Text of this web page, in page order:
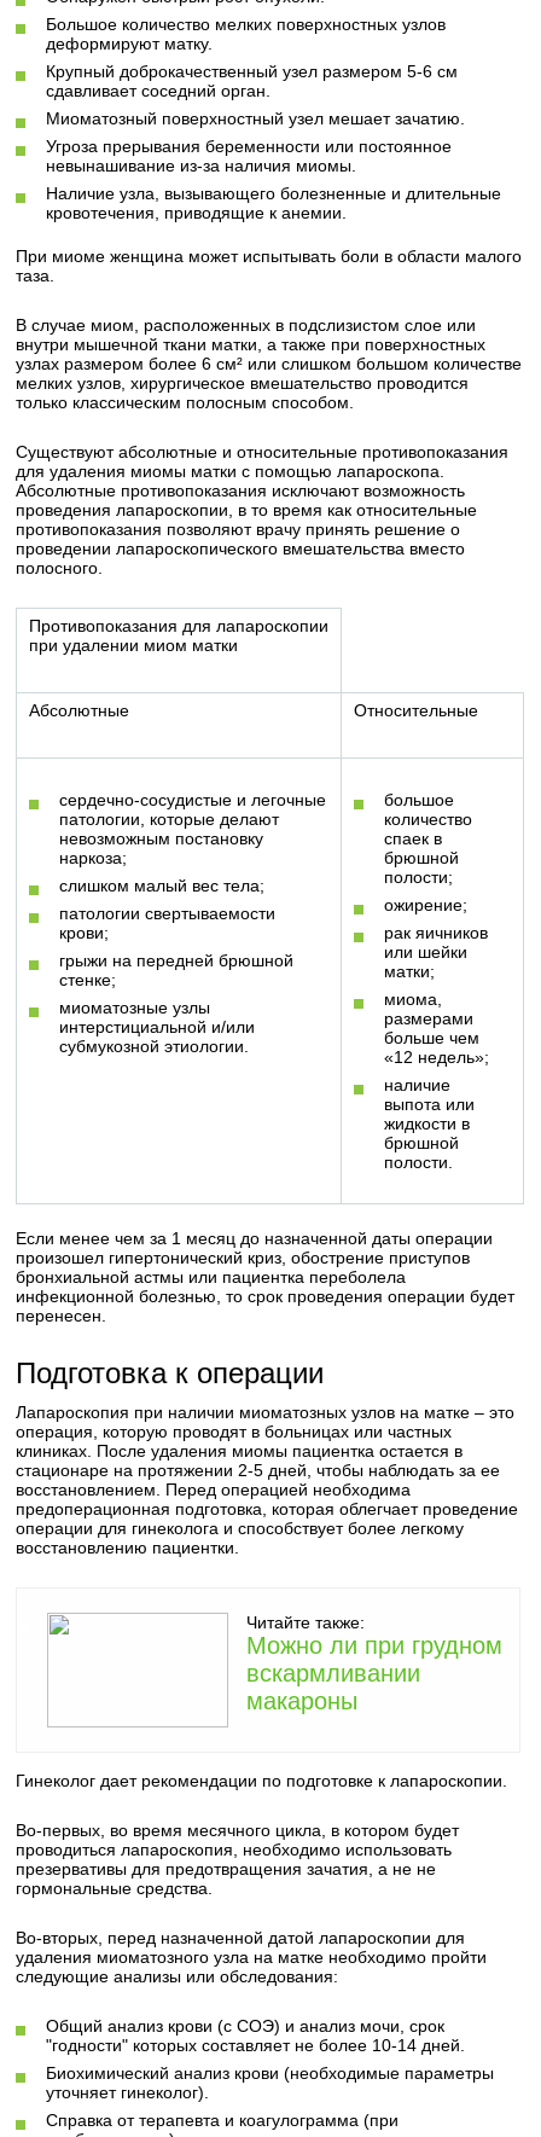
Большое количество мелких поверхностных узлов
деформируют матку.
Крупный доброкачественный узел размером 5-6 см
сдавливает соседний орган.
Миоматозный поверхностный узел мешает зачатию.
Угроза прерывания беременности или постоянное
невынашивание из-за наличия миомы.
Наличие узла, вызывающего болезненные и длительные
кровотечения, приводящие к анемии.
При миоме женщина может испытывать боли в области малого
таза.
В случае миом, расположенных в подслизистом слое или
внутри мышечной ткани матки, а также при поверхностных
узлах размером более 6 см² или слишком большом количестве
мелких узлов, хирургическое вмешательство проводится
только классическим полосным способом.
Существуют абсолютные и относительные противопоказания
для удаления миомы матки с помощью лапароскопа.
Абсолютные противопоказания исключают возможность
проведения лапароскопии, в то время как относительные
противопоказания позволяют врачу принять решение о
проведении лапароскопического вмешательства вместо
полосного.
Противопоказания для лапароскопии
при удалении миом матки
Абсолютные Относительные
сердечно-сосудистые и легочные
патологии, которые делают
невозможным постановку
наркоза;
слишком малый вес тела;
патологии свертываемости
крови;
грыжи на передней брюшной
стенке;
миоматозные узлы
интерстициальной и/или
субмукозной этиологии.
большое
количество
спаек в
брюшной
полости;
ожирение;
рак яичников
или шейки
матки;
миома,
размерами
больше чем
«12 недель»;
наличие
выпота или
жидкости в
брюшной
полости.
Если менее чем за 1 месяц до назначенной даты операции
произошел гипертонический криз, обострение приступов
бронхиальной астмы или пациентка переболела
инфекционной болезнью, то срок проведения операции будет
перенесен.
Подготовка к операции
Лапароскопия при наличии миоматозных узлов на матке – это
операция, которую проводят в больницах или частных
клиниках. После удаления миомы пациентка остается в
стационаре на протяжении 2-5 дней, чтобы наблюдать за ее
восстановлением. Перед операцией необходима
предоперационная подготовка, которая облегчает проведение
операции для гинеколога и способствует более легкому
восстановлению пациентки.
Читайте также:
Можно ли при грудном
вскармливании
макароны
Гинеколог дает рекомендации по подготовке к лапароскопии.
Во-первых, во время месячного цикла, в котором будет
проводиться лапароскопия, необходимо использовать
презервативы для предотвращения зачатия, а не не
гормональные средства.
Во-вторых, перед назначенной датой лапароскопии для
удаления миоматозного узла на матке необходимо пройти
следующие анализы или обследования:
Общий анализ крови (с СОЭ) и анализ мочи, срок
"годности" которых составляет не более 10-14 дней.
Биохимический анализ крови (необходимые параметры
уточняет гинеколог).
Справка от терапевта и коагулограмма (при